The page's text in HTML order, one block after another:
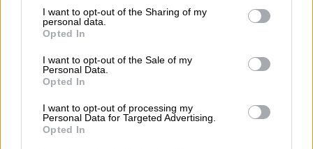
not limited to your visit or usage behaviour. You may click to
grant or deny consent to Google and its third-party tags to
use your data for below specified purposes in below Google
consent section.
I want to opt-out of the Sharing of my
personal data.
Opted In
I want to opt-out of the Sale of my
Personal Data.
Opted In
I want to opt-out of processing my
Personal Data for Targeted Advertising.
Opted In
κεράσι
Δείτε τη συνταγή για τα δροσερά, γλυκά